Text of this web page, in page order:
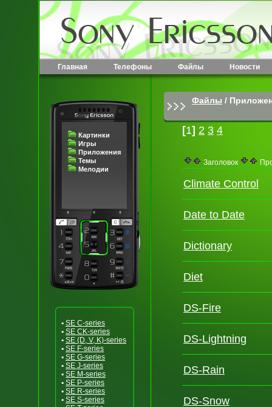
Главная Телефоны Файлы Новости
Картинки
Игры
Приложения
Темы
Мелодии
• SE C-series
• SE CK-series
• SE (D, V, K)-series
• SE F-series
• SE G-series
• SE J-series
• SE M-series
• SE P-series
• SE R-series
• SE S-series
Файлы /
[1] 2 3 4
Заголовок
Climate Control
Date to Date
Dictionary
Diet
DS-Fire
DS-Lightning
DS-Rain
DS-Snow